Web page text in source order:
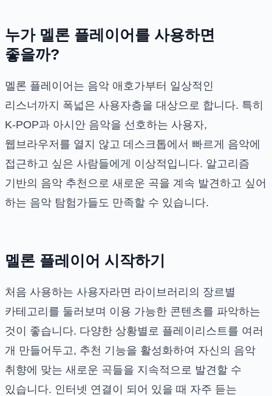
누가 멜론 플레이어를 사용하면
좋을까?
멜론 플레이어는 음악 애호가부터 일상적인
리스너까지 폭넓은 사용자층을 대상으로 합니다. 특히
K-POP과 아시안 음악을 선호하는 사용자,
웹브라우저를 열지 않고 데스크톱에서 빠르게 음악에
접근하고 싶은 사람들에게 이상적입니다. 알고리즘
기반의 음악 추천으로 새로운 곡을 계속 발견하고 싶어
하는 음악 탐험가들도 만족할 수 있습니다.
멜론 플레이어 시작하기
처음 사용하는 사용자라면 라이브러리의 장르별
카테고리를 둘러보며 이용 가능한 콘텐츠를 파악하는
것이 좋습니다. 다양한 상황별로 플레이리스트를 여러
개 만들어두고, 추천 기능을 활성화하여 자신의 음악
취향에 맞는 새로운 곡들을 지속적으로 발견할 수
있습니다. 인터넷 연결이 되어 있을 때 자주 듣는